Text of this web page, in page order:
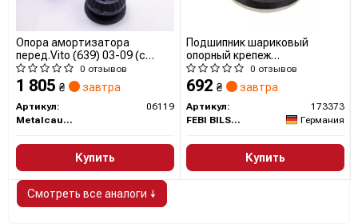
Опора амортизатора
перед.Vito (639) 03-09 (с
подшипником) 06119
METALCAUCHO
0 отзывов
1 805 ₴ завтра
Артикул:
06119
Metalcaucho
Купить
Подшипник шариковый
опорный крепеж
амортизатора0 отзывов
692 ₴ завтра
Артикул:
173373
FEBI BILSTEIN
Германия
Купить
Смотреть все аналоги ↓